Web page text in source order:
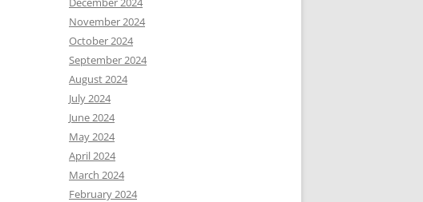
November 2024
October 2024
September 2024
August 2024
July 2024
June 2024
May 2024
April 2024
March 2024
February 2024